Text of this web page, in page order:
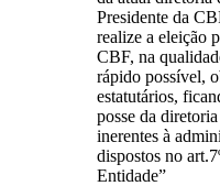
Presidente da
realize a eleição
CBF, na
rápido possível,
estatutários,
posse da
inerentes à
dispostos no
Entidade”